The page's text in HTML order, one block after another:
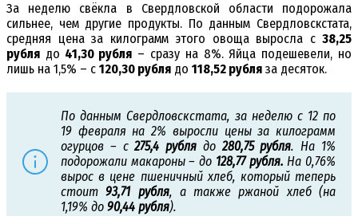
За неделю свёкла в Свердловской области подорожала
сильнее, чем другие продукты. По данным Свердловскстата,
средняя цена за килограмм этого овоща выросла с 38,25
рубля до 41,30 рубля – сразу на 8%. Яйца подешевели, но
лишь на 1,5% – с 120,30 рубля до 118,52 рубля за десяток.
По данным Свердловскстата, за неделю с 12 по
19 февраля на 2% выросли цены за килограмм
огурцов – с275,4 рубля до 280,75 рубля. На 1%
подорожали макароны – до 128,77 рубля. На 0,76%
вырос в цене пшеничный хлеб, который теперь
стоит93,71 рубля, а также ржаной хлеб (на
1,19% до 90,44 рубля).